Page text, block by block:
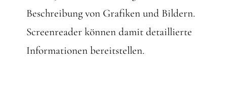
Beschreibung von Grafiken und Bildern.
Screenreader können damit detaillierte
Informationen bereitstellen.